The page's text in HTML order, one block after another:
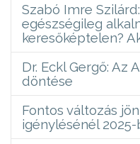
Szabó Imre
egészségileg
keresőképtelen?
Dr. Eckl Gergő: Az
döntése
Fontos változás
igénylésénél